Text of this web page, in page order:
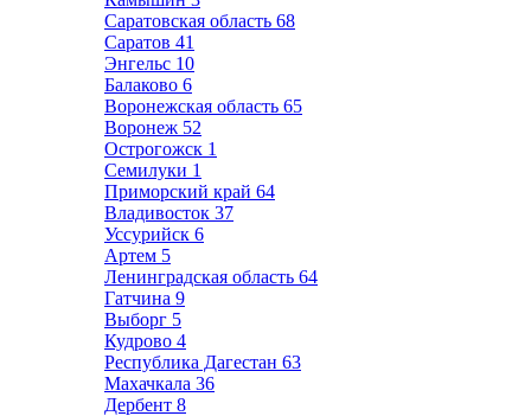
Саратовская область 68
Саратов 41
Энгельс 10
Балаково 6
Воронежская область 65
Воронеж 52
Острогожск 1
Семилуки 1
Приморский край 64
Владивосток 37
Уссурийск 6
Артем 5
Ленинградская область 64
Гатчина 9
Выборг 5
Кудрово 4
Республика Дагестан 63
Махачкала 36
Дербент 8